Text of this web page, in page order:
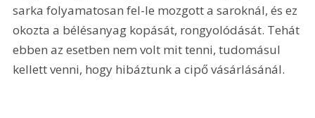
sarka folyamatosan fel-le mozgott a saroknál, és ez
okozta a bélésanyag kopását, rongyolódását. Tehát
ebben az esetben nem volt mit tenni, tudomásul
kellett venni, hogy hibáztunk a cipő vásárlásánál.